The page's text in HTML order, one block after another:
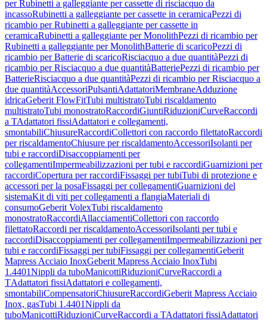
per Rubinetti a galleggiante per cassette di risciacquo da
incassoRubinetti a galleggiante per cassette in ceramicaPezzi di
ricambio per Rubinetti a galleggiante per cassette in
ceramicaRubinetti a galleggiante per MonolithPezzi di ricambio per
Rubinetti a galleggiante per MonolithBatterie di scaricoPezzi di
ricambio per Batterie di scaricoRisciacquo a due quantitàPezzi di
ricambio per Risciacquo a due quantitàBatteriePezzi di ricambio per
BatterieRisciacquo a due quantitàPezzi di ricambio per Risciacquo a
due quantitàAccessoriPulsantiAdattatoriMembraneAdduzione
idricaGeberit FlowFitTubi multistratoTubi riscaldamento
multistratoTubi monostratoRaccordiGiuntiRiduzioniCurveRaccordi
a TAdattatori fissiAdattatori e collegamenti,
smontabiliChiusureRaccordiCollettori con raccordo filettatoRaccordi
per riscaldamentoChiusure per riscaldamentoAccessoriIsolanti per
tubi e raccordiDisaccoppiamenti per
collegamentiImpermeabilizzazioni per tubi e raccordiGuarnizioni per
raccordiCopertura per raccordiFissaggi per tubiTubi di protezione e
accessori per la posaFissaggi per collegamentiGuarnizioni del
sistemaKit di viti per collegamenti a flangiaMateriali di
consumoGeberit VolexTubi riscaldamento
monostratoRaccordiAllacciamentiCollettori con raccordo
filettatoRaccordi per riscaldamentoAccessoriIsolanti per tubi e
raccordiDisaccoppiamenti per collegamentiImpermeabilizzazioni per
tubi e raccordiFissaggi per tubiFissaggi per collegamentiGeberit
Mapress Acciaio InoxGeberit Mapress Acciaio InoxTubi
1.4401Nippli da tuboManicottiRiduzioniCurveRaccordi a
TAdattatori fissiAdattatori e collegamenti,
smontabiliCompensatoriChiusureRaccordiGeberit Mapress Acciaio
Inox, gasTubi 1.4401Nippli da
tuboManicottiRiduzioniCurveRaccordi a TAdattatori fissiAdattatori